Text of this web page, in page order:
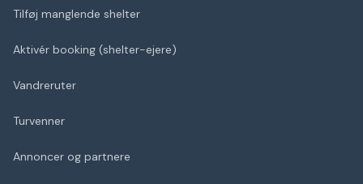
Tilføj manglende shelter
Aktivér booking (shelter-ejere)
Vandreruter
Turvenner
Annoncer og partnere